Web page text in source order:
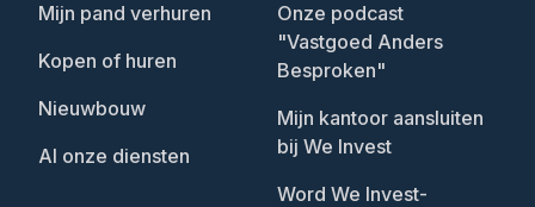
Mijn pand verhuren
Kopen of huren
Nieuwbouw
Al onze diensten
Onze podcast
"Vastgoed Anders
Besproken"
Mijn kantoor aansluiten
bij We Invest
Word We Invest-